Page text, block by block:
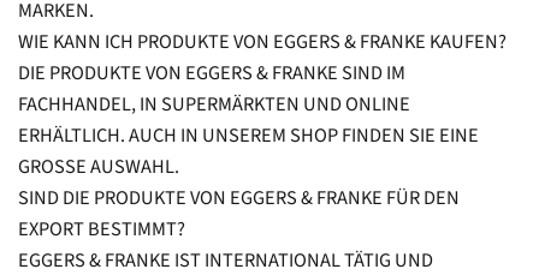
MARKEN.
WIE KANN ICH PRODUKTE VON EGGERS & FRANKE KAUFEN?
DIE PRODUKTE VON EGGERS & FRANKE SIND IM
FACHHANDEL, IN SUPERMÄRKTEN UND ONLINE
ERHÄLTLICH. AUCH IN UNSEREM SHOP FINDEN SIE EINE
GROSSE AUSWAHL.
SIND DIE PRODUKTE VON EGGERS & FRANKE FÜR DEN
EXPORT BESTIMMT?
EGGERS & FRANKE IST INTERNATIONAL TÄTIG UND